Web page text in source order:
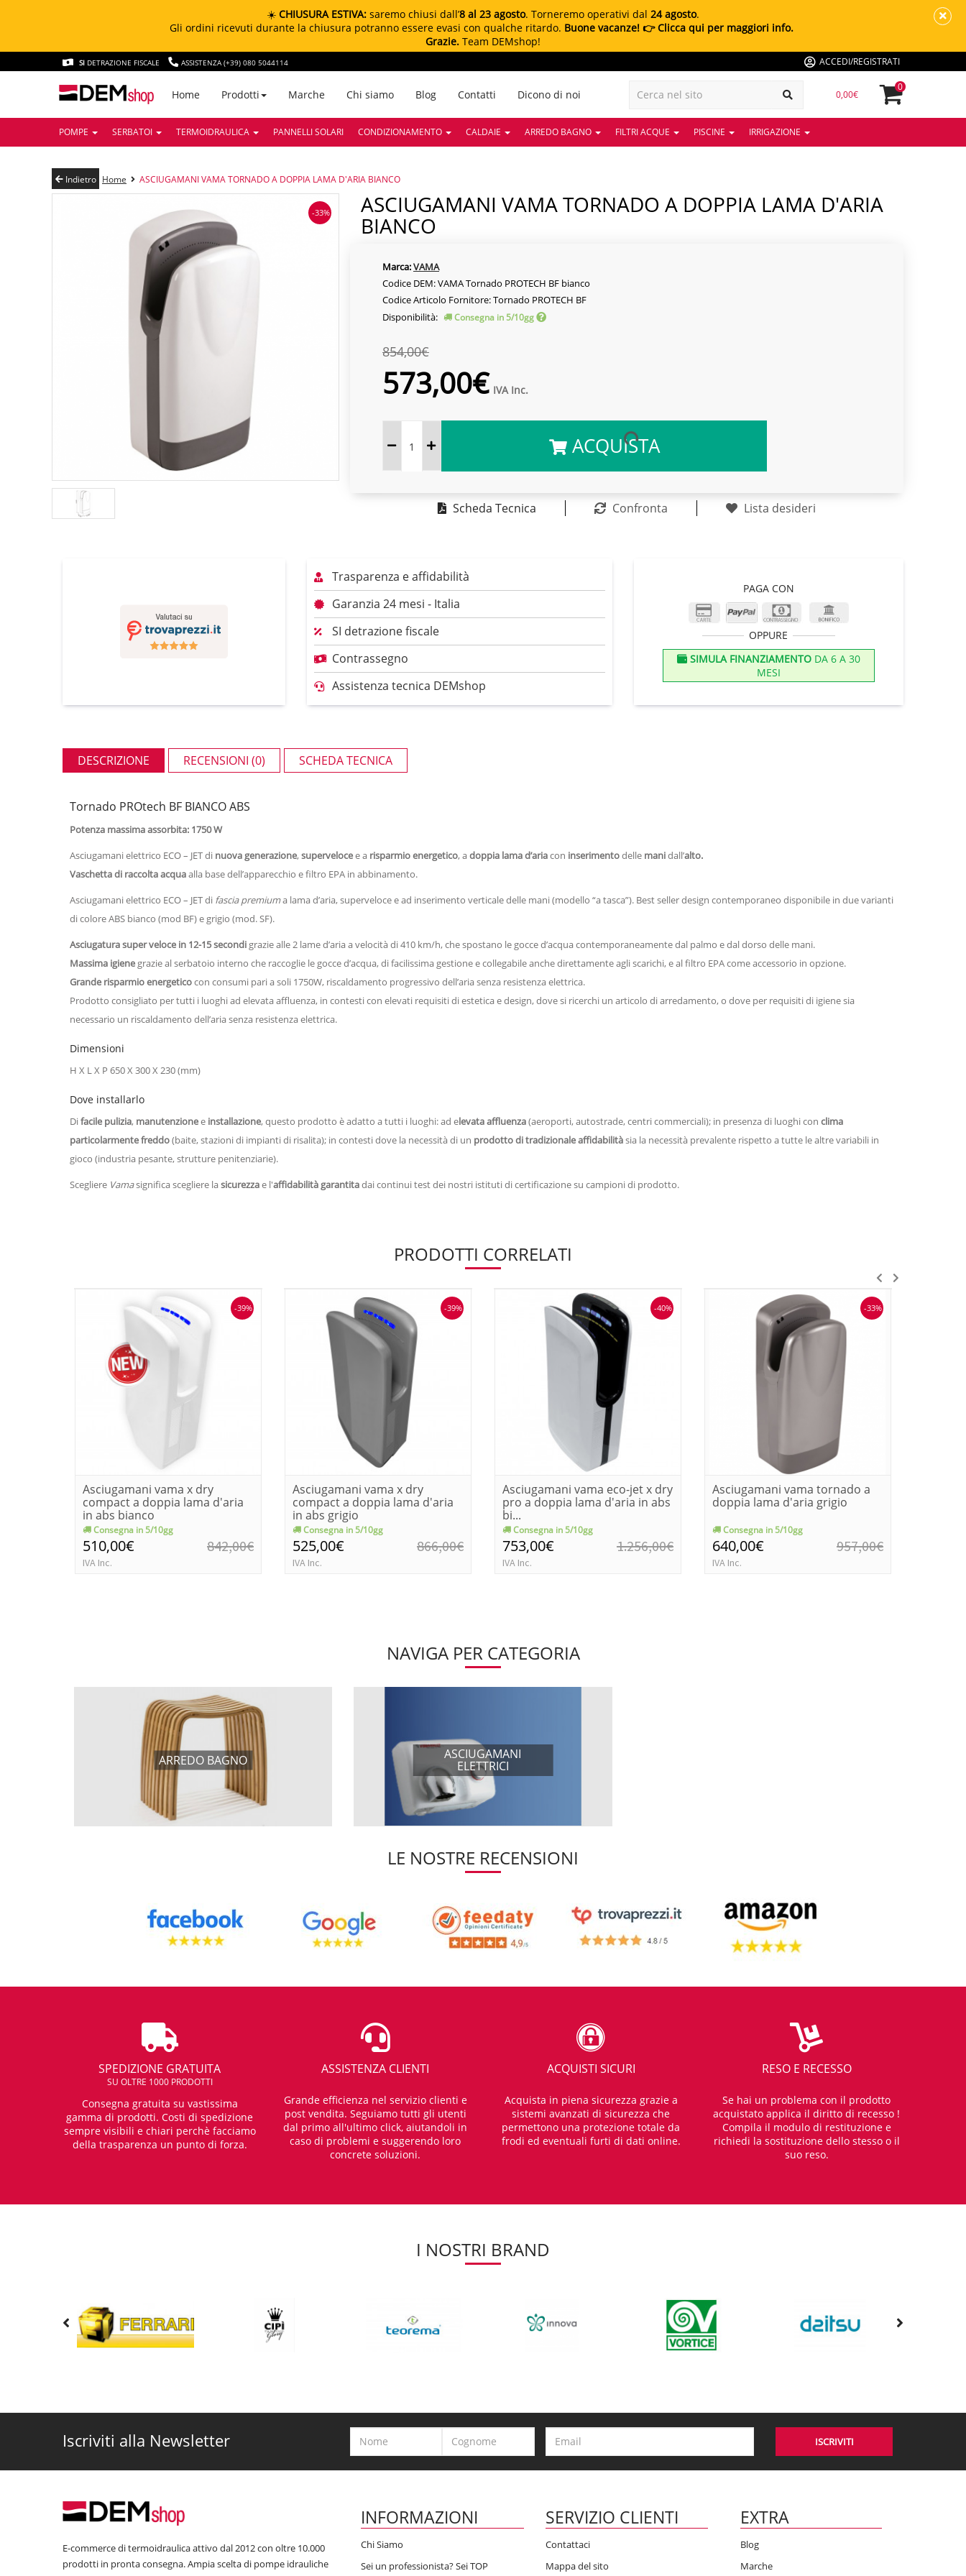
☀️ CHIUSURA ESTIVA: saremo chiusi dall’8 al 23 agosto. Torneremo operativi dal 24 agosto.
Gli ordini ricevuti durante la chiusura potranno essere evasi con qualche ritardo. Buone vacanze! 👉 Clicca qui per maggiori info.
Grazie. Team DEMshop!
SI DETRAZIONE FISCALE ASSISTENZA (+39) 080 5044114 ACCEDI/REGISTRATI
Home Prodotti Marche Chi siamo Blog Contatti Dicono di noi 0,00€
0
POMPE SERBATOI TERMOIDRAULICA PANNELLI SOLARI CONDIZIONAMENTO CALDAIE ARREDO BAGNO FILTRI ACQUE PISCINE IRRIGAZIONE
Indietro Home ASCIUGAMANI VAMA TORNADO A DOPPIA LAMA D'ARIA BIANCO
-33% ASCIUGAMANI VAMA TORNADO A DOPPIA LAMA D'ARIA
BIANCO
Marca:VAMA
Codice DEM: VAMA Tornado PROTECH BF bianco
Codice Articolo Fornitore: Tornado PROTECH BF
Disponibilità:
Consegna in 5/10gg
854,00€
573,00€ IVA Inc.
ACQUISTA
Scheda Tecnica Confronta Lista desideri
Trasparenza e affidabilità
Garanzia 24 mesi - Italia
SI detrazione fiscale
Contrassegno
Assistenza tecnica DEMshop
PAGA CON
OPPURE
SIMULA FINANZIAMENTODA 6 A 30
MESI
DESCRIZIONE RECENSIONI (0) SCHEDA TECNICA
Tornado PROtech BF BIANCO ABS
Potenza massima assorbita: 1750 W
Asciugamani elettrico ECO – JET di nuova generazione,supervelocee a risparmio energetico,adoppia lama d’ariacon inserimentodelle manidall’alto.
Vaschetta di raccolta acquaalla base dell’apparecchio e filtro EPA in abbinamento.
Asciugamani elettrico ECO – JET di fascia premiuma lama d’aria, superveloce e ad inserimento verticale delle mani (modello “a tasca”). Best seller design contemporaneo disponibile in due varianti
di colore ABS bianco (mod BF) e grigio (mod. SF).
Asciugatura super veloce in 12-15 secondi grazie alle 2 lame d’aria a velocità di 410 km/h, che spostano le gocce d’acqua contemporaneamente dal palmo e dal dorso delle mani.
Massima igiene grazie al serbatoio interno che raccoglie le gocce d’acqua, di facilissima gestione e collegabile anche direttamente agli scarichi, e al filtro EPA come accessorio in opzione.
Grande risparmio energeticocon consumi pari a soli 1750W, riscaldamento progressivo dell’aria senza resistenza elettrica.
Prodotto consigliato per tutti i luoghi ad elevata affluenza, in contesti con elevati requisiti di estetica e design, dove si ricerchi un articolo di arredamento, o dove per requisiti di igiene sia
necessario un riscaldamento dell’aria senza resistenza elettrica.
Dimensioni
H X L X P 650 X 300 X 230 (mm)
Dove installarlo
Difacile pulizia, manutenzionee installazione, questo prodotto è adatto a tutti i luoghi: ad elevata affluenza(aeroporti, autostrade, centri commerciali); in presenza di luoghi con clima
particolarmente freddo(baite, stazioni di impianti di risalita); in contesti dove la necessità di un prodotto di tradizionaleaffidabilitàsia la necessità prevalente rispetto a tutte le altre variabili in
gioco (industria pesante, strutture penitenziarie).
Scegliere Vamasignifica scegliere lasicurezzae l'affidabilità garantitadai continui test dei nostri istituti di certificazione su campioni di prodotto.
PRODOTTI CORRELATI
-39%
Asciugamani vama x dry
compact a doppia lama d'aria
in abs bianco
Consegna in 5/10gg
510,00€
IVA Inc.
842,00€
-39%
Asciugamani vama x dry
compact a doppia lama d'aria
in abs grigio
Consegna in 5/10gg
525,00€
IVA Inc.
866,00€
-40%
Asciugamani vama eco-jet x dry
pro a doppia lama d'aria in abs
bi...
Consegna in 5/10gg
753,00€
IVA Inc.
1.256,00€
-33%
Asciugamani vama tornado a
doppia lama d'aria grigio
Consegna in 5/10gg
640,00€
IVA Inc.
957,00€
NAVIGA PER CATEGORIA
ARREDO BAGNO ASCIUGAMANI
ELETTRICI
LE NOSTRE RECENSIONI
SPEDIZIONE GRATUITA
SU OLTRE 1000 PRODOTTI
Consegna gratuita su vastissima
gamma di prodotti. Costi di spedizione
sempre visibili e chiari perchè facciamo
della trasparenza un punto di forza.
ASSISTENZA CLIENTI
Grande efficienza nel servizio clienti e
post vendita. Seguiamo tutti gli utenti
dal primo all'ultimo click, aiutandoli in
caso di problemi e suggerendo loro
concrete soluzioni.
ACQUISTI SICURI
Acquista in piena sicurezza grazie a
sistemi avanzati di sicurezza che
permettono una protezione totale da
frodi ed eventuali furti di dati online.
RESO E RECESSO
Se hai un problema con il prodotto
acquistato applica il diritto di recesso !
Compila il modulo di restituzione e
richiedi la sostituzione dello stesso o il
suo reso.
I NOSTRI BRAND
Iscriviti alla Newsletter ISCRIVITI
E-commerce di termoidraulica attivo dal 2012 con oltre 10.000
prodotti in pronta consegna. Ampia scelta di pompe idrauliche
INFORMAZIONI
Chi Siamo
Sei un professionista? Sei TOP
SERVIZIO CLIENTI
Contattaci
Mappa del sito
EXTRA
Blog
Marche